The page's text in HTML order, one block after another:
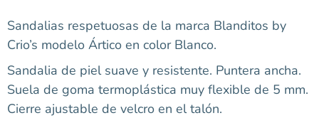
Sandalias respetuosas de la marca Blanditos by
Crio’s modelo Ártico en color Blanco.
Sandalia de piel suave y resistente. Puntera ancha.
Suela de goma termoplástica muy flexible de 5 mm.
Cierre ajustable de velcro en el talón.